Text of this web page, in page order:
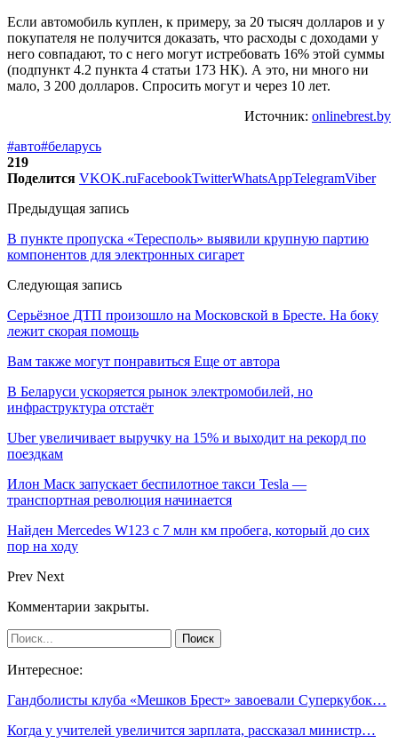
Если автомобиль куплен, к примеру, за 20 тысяч долларов и у
покупателя не получится доказать, что расходы с доходами у
него совпадают, то с него могут истребовать 16% этой суммы
(подпункт 4.2 пункта 4 статьи 173 НК). А это, ни много ни
мало, 3 200 долларов. Спросить могут и через 10 лет.
Источник: onlinebrest.by
#авто#беларусь
219
Поделится VKOK.ruFacebookTwitterWhatsAppTelegramViber
Предыдущая запись
В пункте пропуска «Тересполь» выявили крупную партию
компонентов для электронных сигарет
Следующая запись
Серьёзное ДТП произошло на Московской в Бресте. На боку
лежит скорая помощь
Вам также могут понравиться Еще от автора
В Беларуси ускоряется рынок электромобилей, но
инфраструктура отстаёт
Uber увеличивает выручку на 15% и выходит на рекорд по
поездкам
Илон Маск запускает беспилотное такси Tesla —
транспортная революция начинается
Найден Mercedes W123 с 7 млн км пробега, который до сих
пор на ходу
Prev Next
Комментарии закрыты.
Интересное:
Гандболисты клуба «Мешков Брест» завоевали Суперкубок…
Когда у учителей увеличится зарплата, рассказал министр…